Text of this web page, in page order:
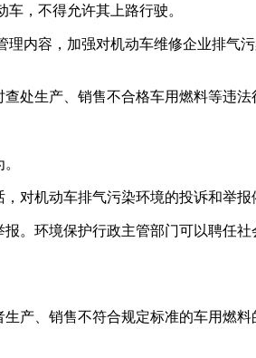
，不得允许其上路行驶。
内容，加强对机动车维修企业排气
生产、销售不合格车用燃料等违法
对机动车排气污染环境的投诉和举报
环境保护行政主管部门可以聘任社
产、销售不符合规定标准的车用燃